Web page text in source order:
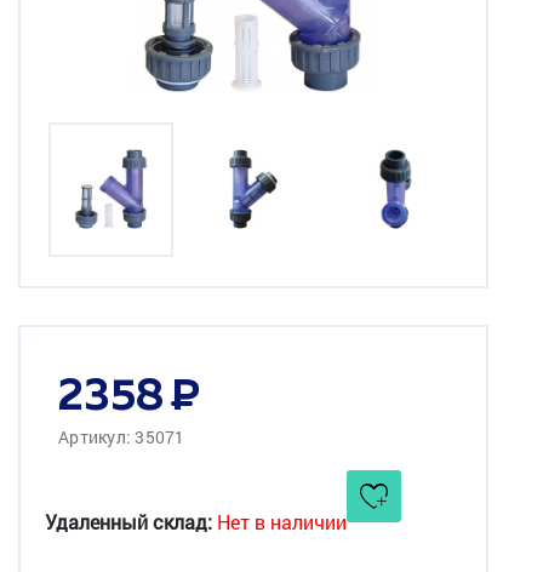
2358
Артикул: 35071
Удаленный склад: Нет в наличии